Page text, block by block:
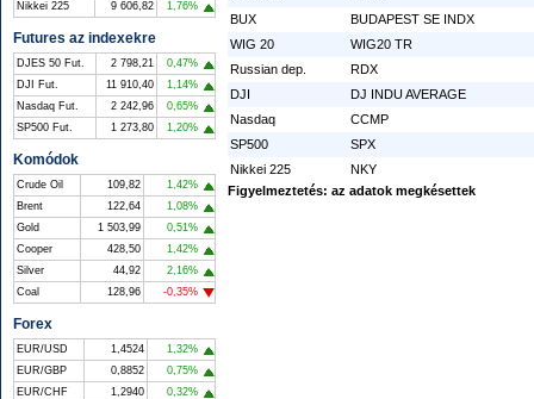
BUX
BUDAPEST SE INDX
WIG 20
WIG20 TR
Russian dep.
RDX
DJI
DJ INDU AVERAGE
Nasdaq
CCMP
SP500
SPX
Nikkei 225
NKY
Figyelmeztetés: az adatok megkésettek
Nikkei 225
9 606,82 1,76%
Futures az indexekre
DJES 50 Fut. 2 798,21
0,47%
DJI Fut.
11 910,40
1,14%
Nasdaq Fut.
2 242,96
0,65%
SP500 Fut.
1 273,80 1,20%
Komódok
Crude Oil 109,82
1,42%
Brent
122,64
1,08%
Gold
1 503,99
0,51%
Cooper
428,50
1,42%
Silver
44,92
2,16%
Coal
128,96 -0,35%
Forex
EUR/USD 1,4524
1,32%
EUR/GBP
0,8852
0,75%
EUR/CHF
1,2940
0,32%